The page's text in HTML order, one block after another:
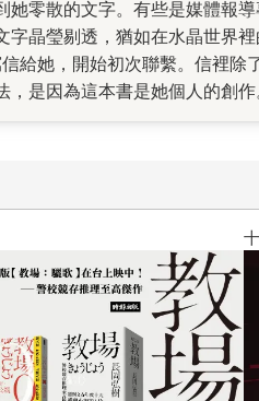
零散的文字。有些是媒體報
晶瑩剔透，猶如在水晶世界
給她，開始初次聯繫。信裡
是因為這本書是她個人的創
一路逛去左岸，最後繞了幾
，點了咖啡，才終於開始第
光和溫度，和禹瑄臉上淡淡的
自我實現？當我們走過人生
凝望，才明白最珍貴的是每
？禹瑄以文字留下了生活裡
生一瞬。 如果人生是一場夢
你我的夢境。
書衣×燙銀加工，售完即絕版